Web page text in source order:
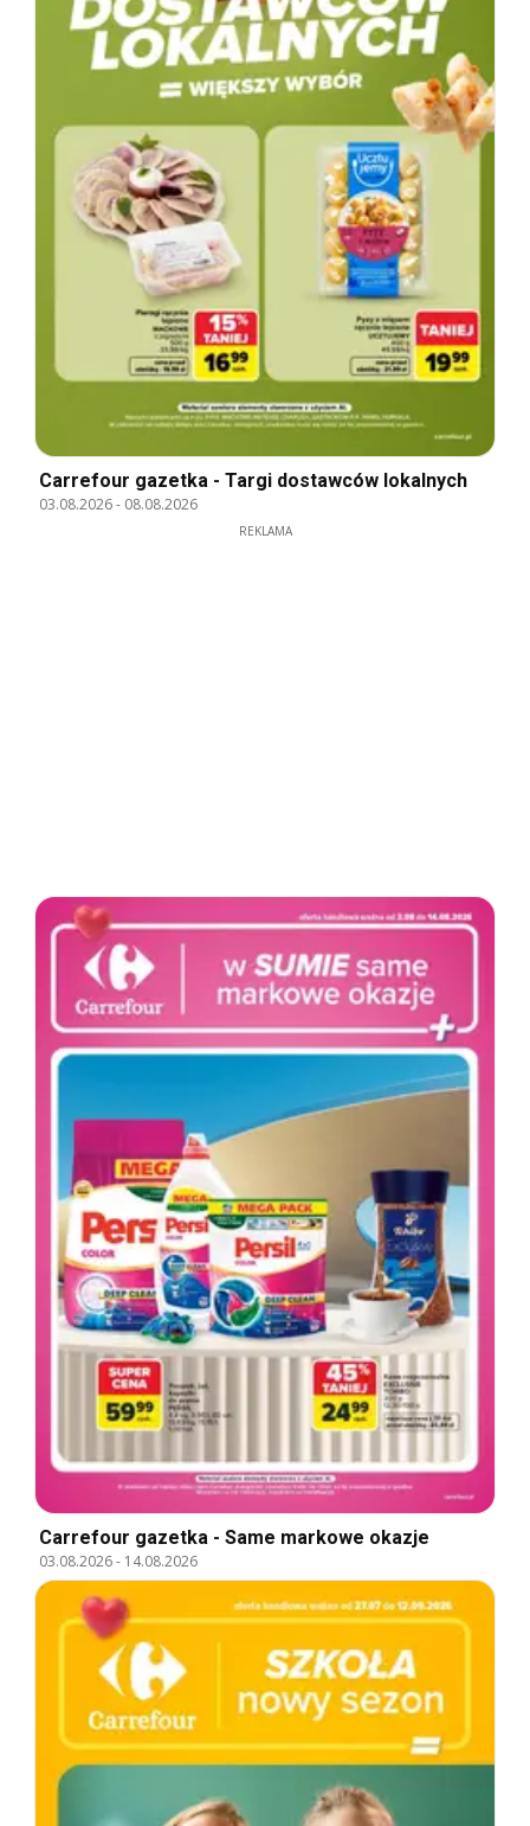
Carrefour gazetka - Targi dostawców lokalnych
03.08.2026- 08.08.2026
REKLAMA
Carrefour gazetka - Same markowe okazje
03.08.2026- 14.08.2026